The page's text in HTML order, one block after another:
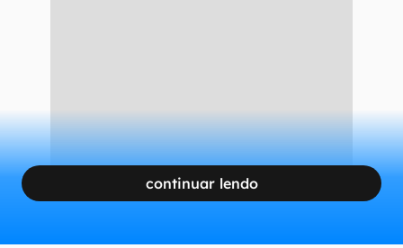
continuar lendo